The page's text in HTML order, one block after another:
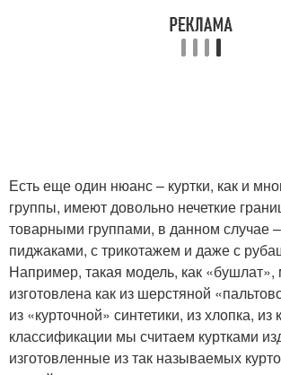
Есть еще один нюанс – куртки, как и
группы, имеют довольно нечеткие
товарными группами, в данном случае
пиджаками, с трикотажем и даже с
Например, такая модель, как
изготовлена как из шерстяной
из «курточной» синтетики, из хлопка,
классификации мы считаем куртками
изготовленные из так называемых